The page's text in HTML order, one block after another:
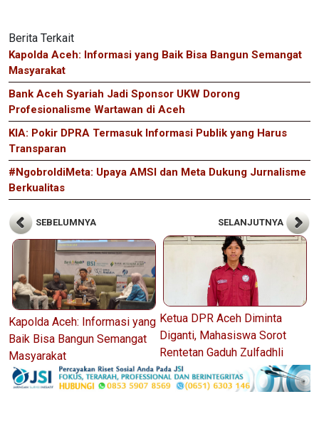
Berita Terkait
Kapolda Aceh: Informasi yang Baik Bisa Bangun Semangat
Masyarakat
Bank Aceh Syariah Jadi Sponsor UKW Dorong
Profesionalisme Wartawan di Aceh
KIA: Pokir DPRA Termasuk Informasi Publik yang Harus
Transparan
#NgobroldiMeta: Upaya AMSI dan Meta Dukung Jurnalisme
Berkualitas
SEBELUMNYA
Kapolda Aceh: Informasi yang
Baik Bisa Bangun Semangat
Masyarakat
SELANJUTNYA
Ketua DPR Aceh Diminta
Diganti, Mahasiswa Sorot
Rentetan Gaduh Zulfadhli